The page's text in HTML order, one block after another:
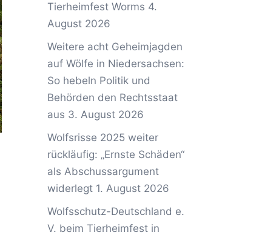
Tierheimfest Worms 4.
August 2026
Weitere acht Geheimjagden
auf Wölfe in Niedersachsen:
So hebeln Politik und
Behörden den Rechtsstaat
aus 3. August 2026
Wolfsrisse 2025 weiter
rückläufig: „Ernste Schäden“
als Abschussargument
widerlegt 1. August 2026
Wolfsschutz-Deutschland e.
V. beim Tierheimfest in